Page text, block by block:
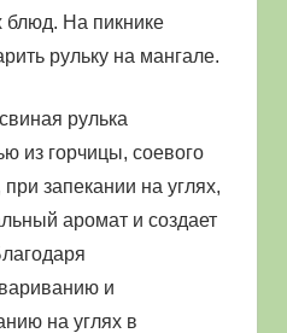
блюд. На пикнике
рульку на мангале.
рулька
из горчицы, соевого
запекании на углях,
аромат и создает
и
на углях в